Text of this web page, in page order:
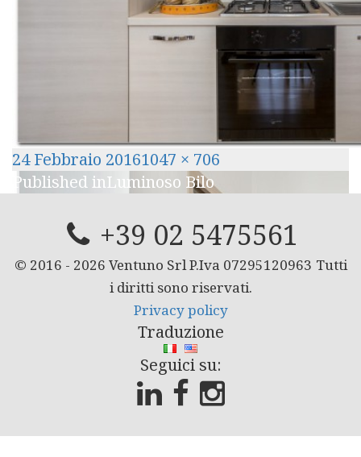
Posted
on
24 Febbraio 2016Full
size
1047 × 706
Navigazione
articoli
Published inLuminoso Bilo
+39 02 5475561
© 2016 - 2026 Ventuno Srl P.Iva 07295120963 Tutti
i diritti sono riservati.
Privacy policy
Traduzione
Seguici su: